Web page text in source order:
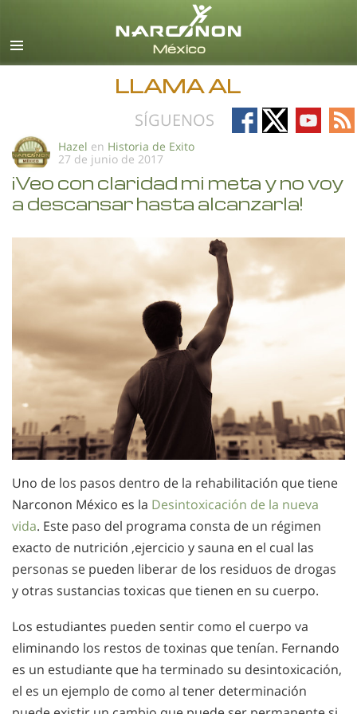
Español
Todas las Regiones/Idiomas
LLAMA AL
SÍGUENOS
Follow
on
Follow
on
Follow
on
on
Hazel en Historia de Exito
27 de junio de 2017
¡Veo con claridad mi meta y no voy
a descansar hasta alcanzarla!
Uno de los pasos dentro de la rehabilitación que tiene
Narconon México es la Desintoxicación de la nueva
vida. Este paso del programa consta de un régimen
exacto de nutrición ,ejercicio y sauna en el cual las
personas se pueden liberar de los residuos de drogas
y otras sustancias toxicas que tienen en su cuerpo.
Los estudiantes pueden sentir como el cuerpo va
eliminando los restos de toxinas que tenían. Fernando
es un estudiante que ha terminado su desintoxicación,
el es un ejemplo de como al tener determinación